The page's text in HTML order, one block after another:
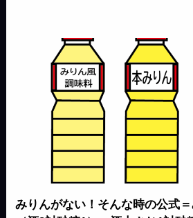
みりんがない！そんな時の公式